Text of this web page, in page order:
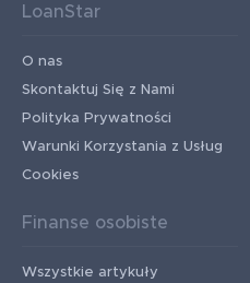
LoanStar
O nas
Skontaktuj Się z Nami
Polityka Prywatności
Warunki Korzystania z Usług
Cookies
Finanse osobiste
Wszystkie artykuły